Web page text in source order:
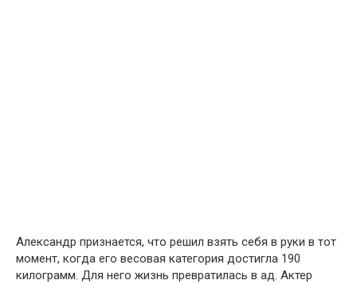
Александр признается, что решил взять себя в руки в тот
момент, когда его весовая категория достигла 190
килограмм. Для него жизнь превратилась в ад. Актер